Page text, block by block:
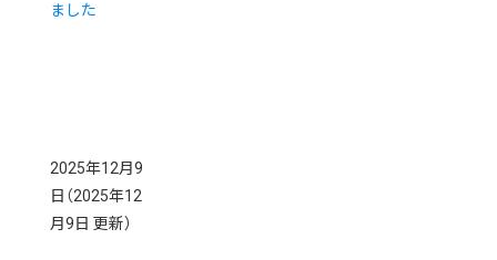
ました
2025年12月9
日 （2025年12
月9日 更新）